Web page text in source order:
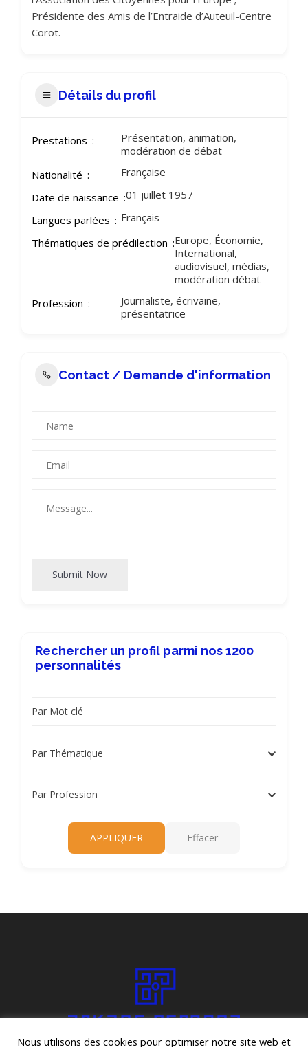
Présidente des Amis de l’Entraide d’Auteuil-Centre
Corot.
Détails du profil
Prestations
Présentation, animation,
modération de débat
Nationalité
Française
Date de naissance 01 juillet 1957
Langues parlées
Français
Thématiques de prédilection Europe, Économie,
International,
audiovisuel, médias,
modération débat
Profession
Journaliste, écrivaine,
présentatrice
Contact / Demande d'information
Submit Now
Rechercher un profil parmi nos 1200
personnalités
Par Mot clé
Par Thématique
Par Profession
APPLIQUER Effacer
Nous utilisons des cookies pour optimiser notre site web et